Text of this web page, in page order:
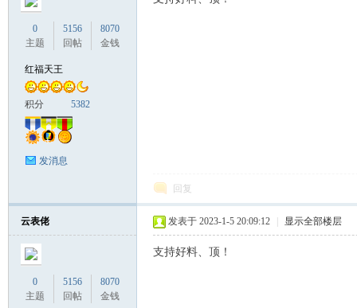
0
主题
5156
回帖
8070
金钱
红福天王
积分 5382
发消息
回复
云表佬
0
主题
5156
回帖
8070
金钱
发表于 2023-1-5 20:09:12 显示全部楼层
支持好料、顶！